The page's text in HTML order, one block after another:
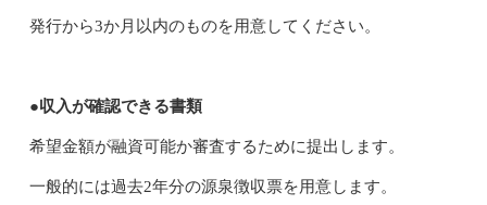
発行から3か月以内のものを用意してください。
●収入が確認できる書類
希望金額が融資可能か審査するために提出します。
一般的には過去2年分の源泉徴収票を用意します。